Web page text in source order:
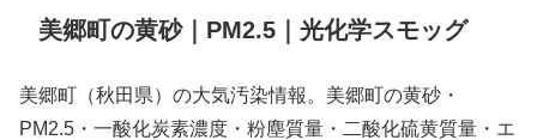
美郷町の黄砂｜PM2.5｜光化学スモッグ
美郷町（秋田県）の大気汚染情報。美郷町の黄砂・
PM2.5・一酸化炭素濃度・粉塵質量・二酸化硫黄質量・エ